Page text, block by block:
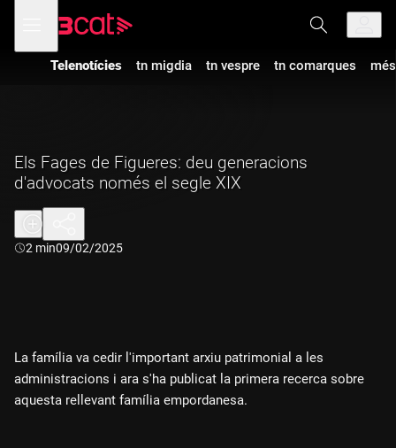
navegació
menú
de
Telenotícies tn migdia tn vespre tn comarques
Els Fages de Figueres: deu generacions
d'advocats només el segle XIX
Durada:
2 min09/02/2025
La família va cedir l'important arxiu patrimonial a les
administracions i ara s'ha publicat la primera recerca sobre
aquesta rellevant família empordanesa.